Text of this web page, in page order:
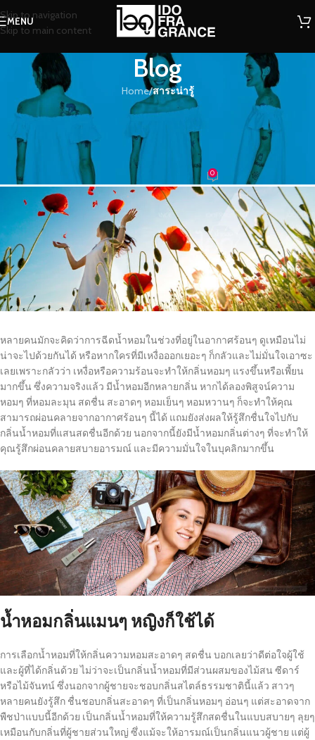
Skip to navigation
Skip to main content
MENU
Blog
Home/สาระน่ารู้
สาระน่ารู้
น้ำหอมกลิ่นสดชื่นสไตล์
ธรรมชาติ..หอมฟุ้งติดผิวกาย
น้ำหอม On 10/07/2019 0
หลายคนมักจะคิดว่าการฉีดน้ำหอมในช่วงที่อยู่ในอากาศร้อนๆ ดูเหมือนไม่
น่าจะไปด้วยกันได้ หรือหากใครที่มีเหงื่อออกเยอะๆ ก็กลัวและไม่มั่นใจเอาซะ
เลยเพราะกลัวว่า เหงื่อหรือความร้อนจะทำให้กลิ่นหอมๆ แรงขึ้นหรือเพี้ยน
มากขึ้น ซึ่งความจริงแล้ว มีน้ำหอมอีกหลายกลิ่น หากได้ลองพิสูจน์ความ
หอมๆ ที่หอมละมุน สดชื่น สะอาดๆ หอมเย็นๆ หอมหวานๆ ก็จะทำให้คุณ
สามารถผ่อนคลายจากอากาศร้อนๆ นี้ได้ แถมยังส่งผลให้รู้สึกชื่นใจไปกับ
กลิ่นน้ำหอมที่แสนสดชื่นอีกด้วย นอกจากนี้ยังมีน้ำหอมกลิ่นต่างๆ ที่จะทำให้
คุณรู้สึกผ่อนคลายสบายอารมณ์ และมีความมั่นใจในบุคลิกมากขึ้น
น้ำหอมกลิ่นแมนๆ หญิงก็ใช้ได้
การเลือกน้ำหอมที่ให้กลิ่นความหอมสะอาดๆ สดชื่น บอกเลยว่าดีต่อใจผู้ใช้
และผู้ที่ได้กลิ่นด้วย ไม่ว่าจะเป็นกลิ่นน้ำหอมที่มีส่วนผสมของไม้สน ซีดาร์
หรือไม้จันทน์ ซึ่งนอกจากผู้ชายจะชอบกลิ่นสไตล์ธรรมชาตินี้แล้ว สาวๆ
หลายคนยังรู้สึก ชื่นชอบกลิ่นสะอาดๆ ที่เป็นกลิ่นหอมๆ อ่อนๆ แต่สะอาดจาก
พืชป่าแบบนี้อีกด้วย เป็นกลิ่นน้ำหอมที่ให้ความรู้สึกสดชื่นในแบบสบายๆ ลุยๆ
เหมือนกับกลิ่นที่ผู้ชายส่วนใหญ่ ซึ่งแม้จะให้อารมณ์เป็นกลิ่นแนวผู้ชาย แต่ผู้